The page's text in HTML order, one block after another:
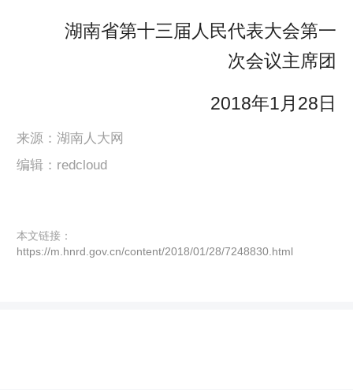
湖南省第十三届人民代表大会第一
次会议主席团
2018年1月28日
来源：湖南人大网
编辑：redcloud
本文链接：
https://m.hnrd.gov.cn/content/2018/01/28/7248830.html